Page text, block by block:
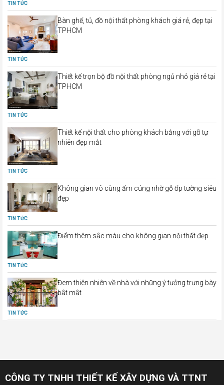
TIN TỨC
Bàn ghế, tủ, đồ nội thất phòng khách giá rẻ, đẹp tại
TPHCM
TIN TỨC
Thiết kế trọn bộ đồ nội thất phòng ngủ nhỏ giá rẻ tại
TPHCM
TIN TỨC
Thiết kế nội thất cho phòng khách bằng với gỗ tự
nhiên đẹp mắt
TIN TỨC
Không gian vô cùng ấm cúng nhờ gỗ ốp tường siêu
đẹp
TIN TỨC
Điểm thêm sắc màu cho không gian nội thất đẹp
TIN TỨC
Đem thiên nhiên về nhà với những ý tưởng trưng bày
bắt mắt
TIN TỨC
CÔNG TY TNHH THIẾT KẾ XÂY DỰNG VÀ TTNT